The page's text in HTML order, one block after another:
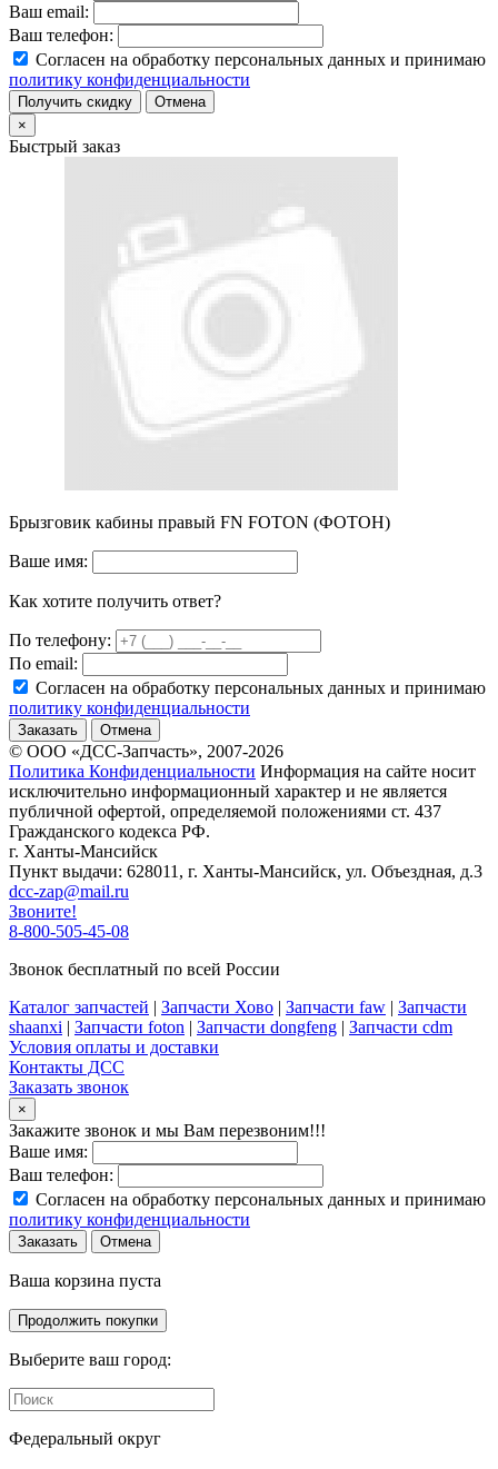
Ваш email:
Ваш телефон:
Согласен на обработку персональных данных и принимаю
политику конфиденциальности
Получить скидку
Отмена
×
Быстрый заказ
Брызговик кабины правый FN FOTON (ФОТОН)
Ваше имя:
Как хотите получить ответ?
По телефону:
По email:
Согласен на обработку персональных данных и принимаю
политику конфиденциальности
Заказать Отмена
© ООО «ДСС-Запчасть», 2007-2026
Политика Конфиденциальности Информация на сайте носит
исключительно информационный характер и не является
публичной офертой, определяемой положениями ст. 437
Гражданского кодекса РФ.
г. Ханты-Мансийск
Пункт выдачи: 628011, г. Ханты-Мансийск, ул. Объездная, д.3
dcc-zap@mail.ru
Звоните!
8-800-505-45-08
Звонок бесплатный по всей России
Каталог запчастей | Запчасти Хово | Запчасти faw | Запчасти
shaanxi | Запчасти foton | Запчасти dongfeng | Запчасти cdm
Условия оплаты и доставки
Контакты ДСС
Заказать звонок
×
Закажите звонок и мы Вам перезвоним!!!
Ваше имя:
Ваш телефон:
Согласен на обработку персональных данных и принимаю
политику конфиденциальности
Заказать Отмена
Ваша корзина пуста
Продолжить покупки
Выберите ваш город:
Федеральный округ